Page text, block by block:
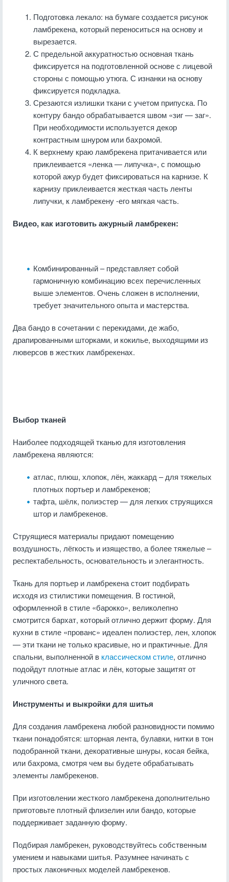
Подготовка лекало: на бумаге создается рисунок
ламбрекена, который переноситься на основу и
вырезается.
С предельной аккуратностью основная ткань
фиксируется на подготовленной основе с лицевой
стороны с помощью утюга. С изнанки на основу
фиксируется подкладка.
Срезаются излишки ткани с учетом припуска. По
контуру бандо обрабатывается швом «зиг — заг».
При необходимости используется декор
контрастным шнуром или бахромой.
К верхнему краю ламбрекена притачивается или
приклеивается «ленка — липучка», с помощью
которой ажур будет фиксироваться на карнизе. К
карнизу приклеивается жесткая часть ленты
липучки, к ламбрекену -его мягкая часть.
Видео, как изготовить ажурный ламбрекен:
Комбинированный – представляет собой
гармоничную комбинацию всех перечисленных
выше элементов. Очень сложен в исполнении,
требует значительного опыта и мастерства.
Два бандо в сочетании с перекидами, де жабо,
драпированными шторками, и кокилье, выходящими из
люверсов в жестких ламбрекенах.
Выбор тканей
Наиболее подходящей тканью для изготовления
ламбрекена являются:
атлас, плюш, хлопок, лён, жаккард – для тяжелых
плотных портьер и ламбрекенов;
тафта, шёлк, полиэстер — для легких струящихся
штор и ламбрекенов.
Струящиеся материалы придают помещению
воздушность, лёгкость и изящество, а более тяжелые –
респектабельность, основательность и элегантность.
Ткань для портьер и ламбрекена стоит подбирать
исходя из стилистики помещения. В гостиной,
оформленной в стиле «барокко», великолепно
смотрится бархат, который отлично держит форму. Для
кухни в стиле «прованс» идеален полиэстер, лен, хлопок
— эти ткани не только красивые, но и практичные. Для
спальни, выполненной в классическом стиле, отлично
подойдут плотные атлас и лён, которые защитят от
уличного света.
Инструменты и выкройки для шитья
Для создания ламбрекена любой разновидности помимо
ткани понадобятся: шторная лента, булавки, нитки в тон
подобранной ткани, декоративные шнуры, косая бейка,
или бахрома, смотря чем вы будете обрабатывать
элементы ламбрекенов.
При изготовлении жесткого ламбрекена дополнительно
приготовьте плотный флизелин или бандо, которые
поддерживает заданную форму.
Подбирая ламбрекен, руководствуйтесь собственным
умением и навыками шитья. Разумнее начинать с
простых лаконичных моделей ламбрекенов.